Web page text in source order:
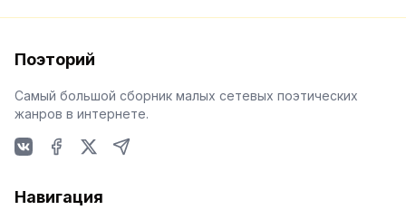
Поэторий
Самый большой сборник малых сетевых поэтических
жанров в интернете.
Навигация